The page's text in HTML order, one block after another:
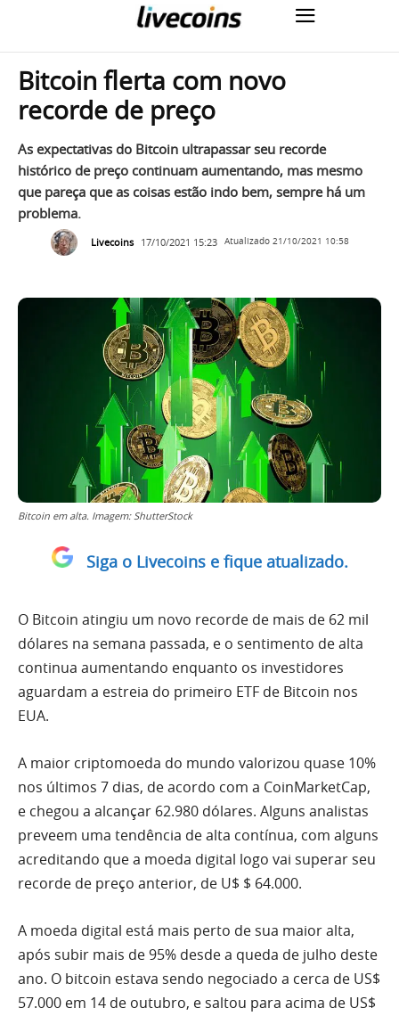
Bitcoin flerta com novo
recorde de preço
As expectativas do Bitcoin ultrapassar seu recorde
histórico de preço continuam aumentando, mas mesmo
que pareça que as coisas estão indo bem, sempre há um
problema.
Livecoins 17/10/2021 15:23 Atualizado 21/10/2021 10:58
Bitcoin em alta. Imagem: ShutterStock
Siga o Livecoins e fique atualizado.
O Bitcoin atingiu um novo recorde de mais de 62 mil
dólares na semana passada, e o sentimento de alta
continua aumentando enquanto os investidores
aguardam a estreia do primeiro ETF de Bitcoin nos
EUA.
A maior criptomoeda do mundo valorizou quase 10%
nos últimos 7 dias, de acordo com a CoinMarketCap,
e chegou a alcançar 62.980 dólares. Alguns analistas
preveem uma tendência de alta contínua, com alguns
acreditando que a moeda digital logo vai superar seu
recorde de preço anterior, de U$ $ 64.000.
A moeda digital está mais perto de sua maior alta,
após subir mais de 95% desde a queda de julho deste
ano. O bitcoin estava sendo negociado a cerca de US$
57.000 em 14 de outubro, e saltou para acima de US$